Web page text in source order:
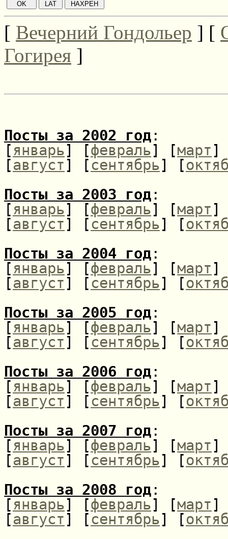
[ Вечерний Гондольер ] [
Гогирея ]
Посты за 2002 год :
[январь] [февраль] [март]
[август] [сентябрь] [
Посты за 2003 год :
[январь] [февраль] [март]
[август] [сентябрь] [
Посты за 2004 год :
[январь] [февраль] [март]
[август] [сентябрь] [
Посты за 2005 год :
[январь] [февраль] [март]
[август] [сентябрь] [
Посты за 2006 год :
[январь] [февраль] [март]
[август] [сентябрь] [
Посты за 2007 год :
[январь] [февраль] [март]
[август] [сентябрь] [
Посты за 2008 год :
[январь] [февраль] [март]
[август] [сентябрь] [